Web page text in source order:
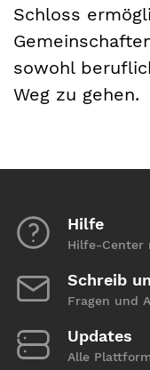
Schloss
sowohl
Weg zu gehen.
Hilfe
Hilfe-Center
Schreib
Fragen und
Updates
Alle